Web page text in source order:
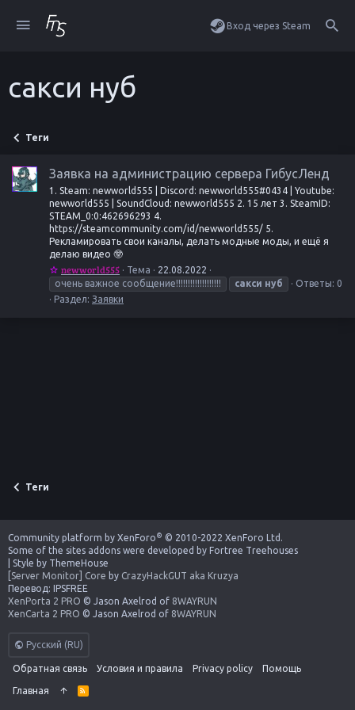
Вход через Steam
сакси нуб
Теги
Заявка на администрацию сервера ГибусЛенд
1. Steam: newworld555 | Discord: newworld555#0434 | Youtube:
newworld555 | SoundCloud: newworld555 2. 15 лет 3. SteamID:
STEAM_0:0:462696293 4.
https://steamcommunity.com/id/newworld555/ 5.
Рекламировать свои каналы, делать модные моды, и ещё я
делаю видео 🤓
newworld555 Тема
22.08.2022
очень важное сообщение!!!!!!!!!!!!!!!!!!!
сакси нуб
Ответы: 0
Раздел: Заявки
Теги
Русский (RU)
Обратная связь Условия и правила Privacy policy Помощь
Главная
R
Community platform by XenForo ® © 2010-2022 XenForo Ltd.
Some of the sites addons were developed by Fortree Treehouses
Style by ThemeHouse
[Server Monitor] Core by CrazyHackGUT aka Kruzya
Перевод: IPSFREE
XenPorta 2 PRO © Jason Axelrod of 8WAYRUN
XenCarta 2 PRO © Jason Axelrod of 8WAYRUN